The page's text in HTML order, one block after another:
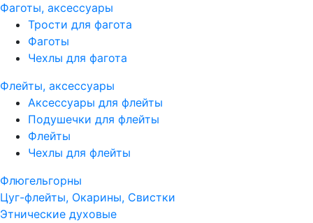
Фаготы, аксессуары
Трости для фагота
Фаготы
Чехлы для фагота
Флейты, аксессуары
Аксессуары для флейты
Подушечки для флейты
Флейты
Чехлы для флейты
Флюгельгорны
Цуг-флейты, Окарины, Свистки
Этнические духовые